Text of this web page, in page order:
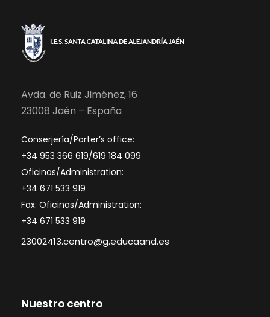
Avda. de Ruiz Jiménez, 16
23008 Jaén – España
Conserjería/Porter’s office:
+34 953 366 619/619 184 099
Oficinas/Administration:
+34 671 533 919
Fax: Oficinas/Administration:
+34 671 533 919
23002413.centro@g.educaand.es
Nuestro centro